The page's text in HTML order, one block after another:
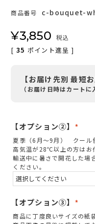
商品番号 c-bouquet-
¥3,850 税込
[ 35 ポイント進呈 ]
【お届け先別 最短
（お届け日時はカート
【オプション②】
(
必
須
)
夏季（6月～9月） クール
高気温が28℃以上の方はお
輸送中に暑さで開花した場
ください。
【オプション③】
(
商品に丁度良いサイズの紙